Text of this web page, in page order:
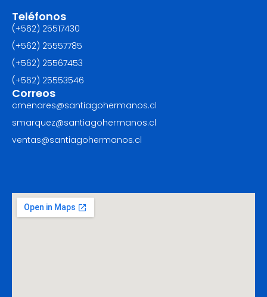
Teléfonos
(+562) 25517430‬
(+562) 25557785
(+562) 25567453‬
(+562) ‪25553546
Correos
cmenares@santiagohermanos.cl
smarquez@santiagohermanos.cl
ventas@santiagohermanos.cl